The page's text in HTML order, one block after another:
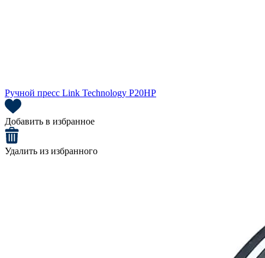
Ручной пресс Link Technology P20HP
Добавить в избранное
Удалить из избранного